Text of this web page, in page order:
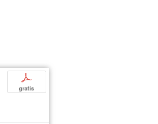
p
gratis